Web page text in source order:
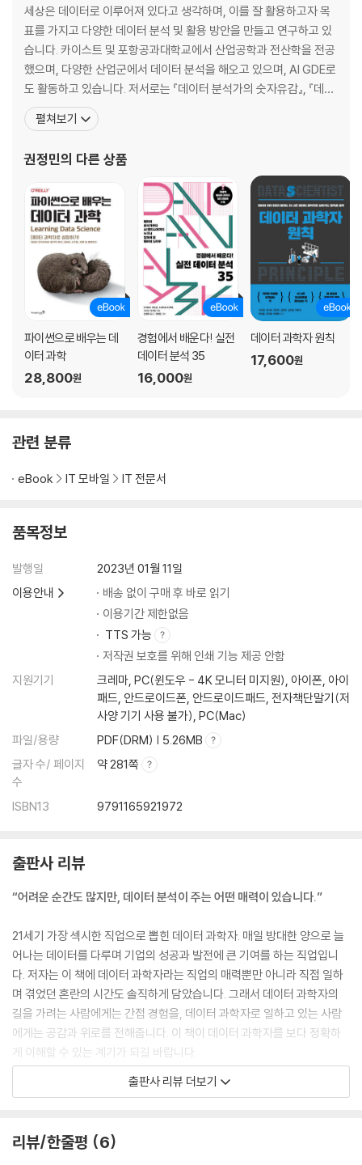
2-3 데이터 과학자의 일은 어디까지일까
2-4 데이터 라벨의 힘
2-5 충분히 잘 만들어 사용하는 지표는 마법의 숫자와 구분할 수 없다
2-6 비즈니스에서의 데이터 활용법
2-7 SQL 오멜라스를 떠나는 데이터 분석가들
2-8 추천이란 무엇인가
2-9 A/B 테스트에 대해 아무도 말해주지 않는 것
3부 데이터 과학자가 생각하는 세상
3-1 인공지능 시대에 통계가 왜 필요할까요
3-2 머신러닝의 밝은 미래를 말할 때 내가 하고 싶은 이야기
3-3 데이터 분석의 가시 박힌 꽃, 예측 분석
3-4 아무 말 대잔치 빅데이터 인공지능 기사 거르기
3-5 좀비 통계 서바이벌 가이드
에필로그
글을 마치며
찾아보기
세상은 데이터로 이루어져 있다고 생각하며, 이를 잘 활용하고자 목
표를 가지고 다양한 데이터 분석 및 활용 방안을 만들고 연구하고 있
습니다. 카이스트 및 포항공과대학교에서 산업공학과 전산학을 전공
했으며, 다양한 산업군에서 데이터 분석을 해오고 있으며, AI GDE로
도 활동하고 있습니다. 저서로는 『데이터 분석가의 숫자유감』, 『데이
터 과학자 원칙』 (골든래빗), 『데이터를 엮는 사람들, 데이터 과학자』
(비제이퍼블릭),이 있고, 역서로는 『파이썬을 활용한 베이지안 통계』
밍』 (에이콘출판사) 등이 있으며 『실전
펼쳐보기
권정민의 다른 상품
파이썬으로 배우는 데
이터 과학
28,800원
경험에서 배운다! 실전
데이터 분석 35
16,000원
데이터 과학자 원칙
17,600원
관련 분류
eBook IT 모바일 IT 전문서
품목정보
발행일
2023년 01월 11일
이용안내
배송 없이 구매 후 바로 읽기
이용기간 제한없음
TTS 가능
저작권 보호를 위해 인쇄 기능 제공 안함
지원기기
크레마, PC(윈도우 - 4K 모니터 미지원), 아이폰, 아이
패드, 안드로이드폰, 안드로이드패드, 전자책단말기(저
사양 기기 사용 불가), PC(Mac)
파일/용량
PDF(DRM) | 5.26MB
글자 수/ 페이지
수
약 281쪽
ISBN13 9791165921972
출판사 리뷰
“어려운 순간도 많지만, 데이터 분석이 주는 어떤 매력이 있습니다.”
21세기 가장 섹시한 직업으로 뽑힌 데이터 과학자. 매일 방대한 양으로 늘
어나는 데이터를 다루며 기업의 성공과 발전에 큰 기여를 하는 직업입니
다. 저자는 이 책에 데이터 과학자라는 직업의 매력뿐만 아니라 직접 일하
며 겪었던 혼란의 시간도 솔직하게 담았습니다. 그래서 데이터 과학자의
길을 가려는 사람에게는 간접 경험을, 데이터 과학자로 일하고 있는 사람
에게는 공감과 위로를 전해줍니다. 이 책이 데이터 과학자를 보다 정확하
게 이해할 수 있는 계기가 되길 바랍니다.
- 함께 일하는 데이터 과학자를 이해하고 싶은 독자
출판사 리뷰 더보기
리뷰/한줄평 6